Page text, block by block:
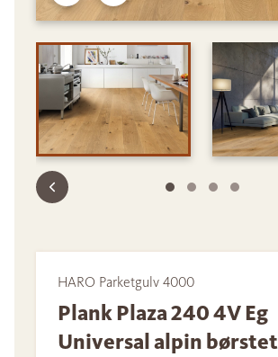
HARO Parketgulv 4000
Plank Plaza 240 4V Eg
Universal alpin børstet